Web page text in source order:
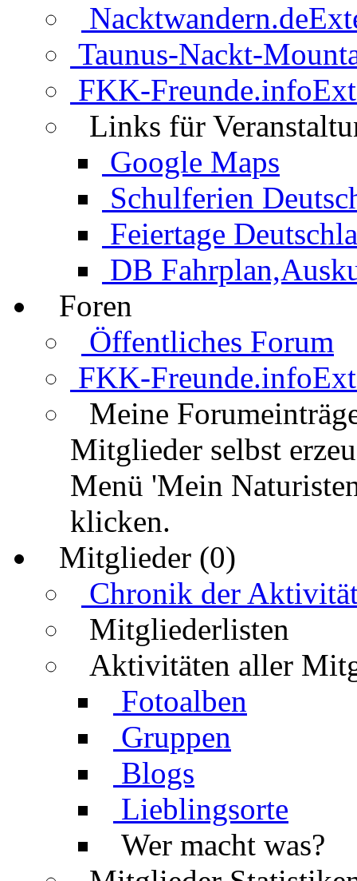
Nacktwandern.de
Taunus-Nackt-
FKK-Freunde.info
Links für
Google Maps
Schulferien
Feiertage
DB
Foren
Öffentliches Forum
FKK-Freunde.info
Meine
Mitglieder selbst
Menü 'Mein
klicken.
Mitglieder (0)
Chronik der
Mitgliederlisten
Aktivitäten aller
Fotoalben
Gruppen
Blogs
Lieblingsorte
Wer macht was?